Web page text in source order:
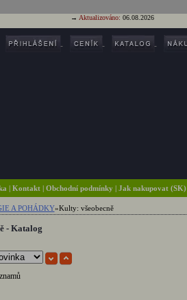
→ Aktualizováno: 06.08.2026
| Kontakt | Obchodní podmínky | Jak nakupovat (SK)
A POHÁDKY»Kulty: všeobecně
- Katalog